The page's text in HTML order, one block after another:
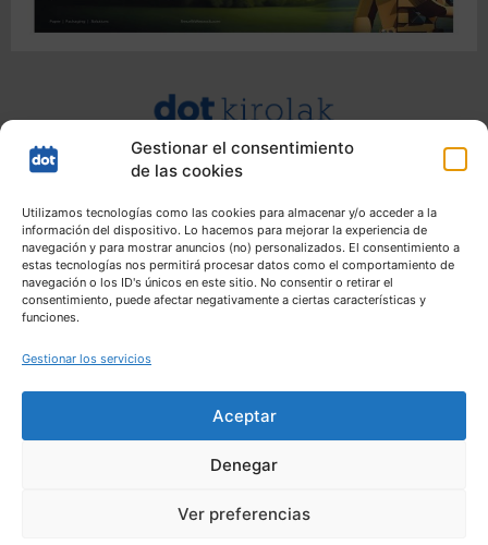
Gestionar el consentimiento
de las cookies
Utilizamos tecnologías como las cookies para almacenar y/o acceder a la
información del dispositivo. Lo hacemos para mejorar la experiencia de
navegación y para mostrar anuncios (no) personalizados. El consentimiento a
estas tecnologías nos permitirá procesar datos como el comportamiento de
navegación o los ID's únicos en este sitio. No consentir o retirar el
consentimiento, puede afectar negativamente a ciertas características y
funciones.
Gestionar los servicios
Aceptar
Denegar
Ver preferencias
Aviso Legal |Política de Privacidad |